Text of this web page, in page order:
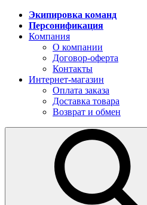
Экипировка команд
Персонификация
Компания
О компании
Договор-оферта
Контакты
Интернет-магазин
Оплата заказа
Доставка товара
Возврат и обмен